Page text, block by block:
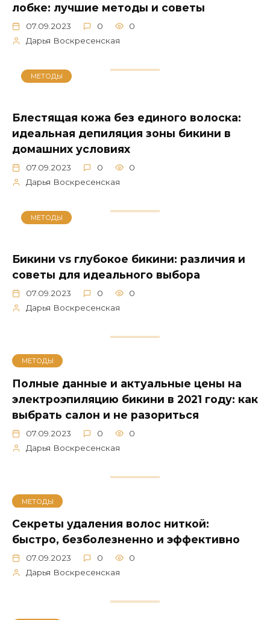
лобке: лучшие методы и советы
07.09.2023 0
0
Дарья Воскресенская
МЕТОДЫ
Блестящая кожа без единого волоска:
идеальная депиляция зоны бикини в
домашних условиях
07.09.2023 0
0
Дарья Воскресенская
МЕТОДЫ
Бикини vs глубокое бикини: различия и
советы для идеального выбора
07.09.2023 0
0
Дарья Воскресенская
МЕТОДЫ
Полные данные и актуальные цены на
электроэпиляцию бикини в 2021 году: как
выбрать салон и не разориться
07.09.2023 0
0
Дарья Воскресенская
МЕТОДЫ
Секреты удаления волос ниткой:
быстро, безболезненно и эффективно
07.09.2023 0
0
Дарья Воскресенская